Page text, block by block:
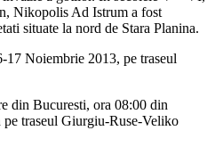
Nikopolis Ad Istrum a fost
situate la nord de Stara Planina.
17 Noiembrie 2013, pe traseul
din Bucuresti, ora 08:00 din
pe traseul Giurgiu-Ruse-Veliko